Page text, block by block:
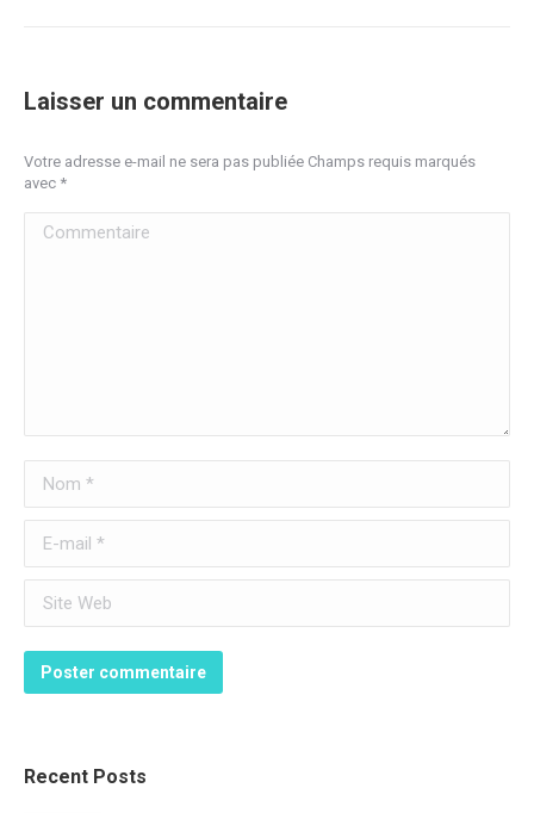
Laisser un commentaire
Votre adresse e-mail ne sera pas publiée Champs requis marqués
avec *
Commentaire
Nom *
E-mail *
Site Web
Poster commentaire
Recent Posts